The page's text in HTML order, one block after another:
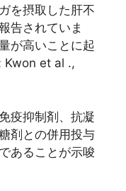
を摂取した肝不
告されていま
が高いことに起
Kwon et al .,
疫抑制剤、抗凝
剤との併用投与
あることが示唆